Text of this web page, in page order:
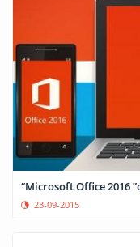
“Microsoft Office 2016
23-09-2015